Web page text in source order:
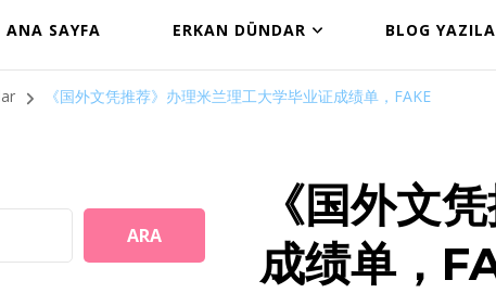
ANA SAYFA ERKAN DÜNDAR BLOG
《国外文凭推荐》办理米兰理工大学毕业证成绩单，FAKE
《国外文
成绩单，
ARA